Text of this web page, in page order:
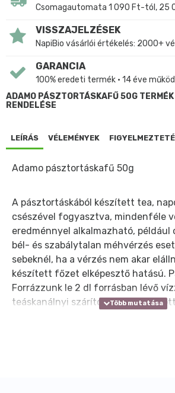
Csomagautomata 1 090 Ft-tól, 25
VISSZAJELZÉSEK
NapiBio vásárlói értékelés: 2000+
GARANCIA
100% eredeti termék • 14 éve
ADAMO PÁSZTORTÁSKAFŰ 50G
RENDELÉSE
LEÍRÁS VÉLEMÉNYEK
Adamo pásztortáskafű 50g
A pásztortáskából készített tea,
csészével fogyasztva, mindenféle
eredménnyel alkalmazható, például
bél- és szabálytalan méhvérzés
sebeknél, ha a vérzés nem akar
készített főzet elképesztő hatású.
Forrázzunk le 2 dl forrásban lévő
teáskanálnyi szárított, apróra